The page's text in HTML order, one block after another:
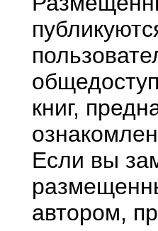
книг,
Если вы
автором,